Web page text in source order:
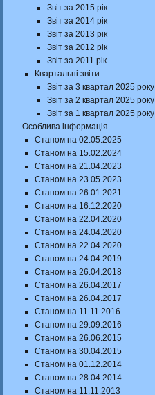
Звіт за 2015 рік
Звіт за 2014 рік
Звіт за 2013 рік
Звіт за 2012 рік
Звіт за 2011 рік
Квартальні звіти
Звіт за 3 квартал 2025 року
Звіт за 2 квартал 2025 року
Звіт за 1 квартал 2025 року
Особлива інформація
Станом на 02.05.2025
Станом на 15.02.2024
Станом на 21.04.2023
Станом на 23.05.2023
Станом на 26.01.2021
Станом на 16.12.2020
Станом на 22.04.2020
Станом на 24.04.2020
Станом на 22.04.2020
Станом на 24.04.2019
Станом на 26.04.2018
Станом на 26.04.2017
Станом на 26.04.2017
Станом на 11.11.2016
Станом на 29.09.2016
Станом на 26.06.2015
Станом на 30.04.2015
Станом на 01.12.2014
Станом на 28.04.2014
Станом на 11.11.2013